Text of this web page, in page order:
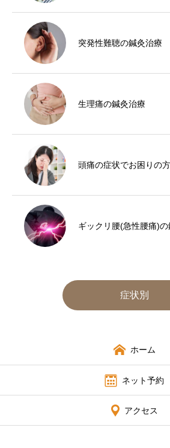
突発性難聴の鍼灸治療
生理痛の鍼灸治療
頭痛の症状でお困りの
ギックリ腰(急性腰痛)の
症状別
ホーム
ネット予約
アクセス